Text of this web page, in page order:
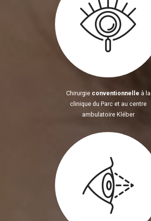
Chirurgie conventionnelle à la
clinique du Parc et au centre
ambulatoire Kléber